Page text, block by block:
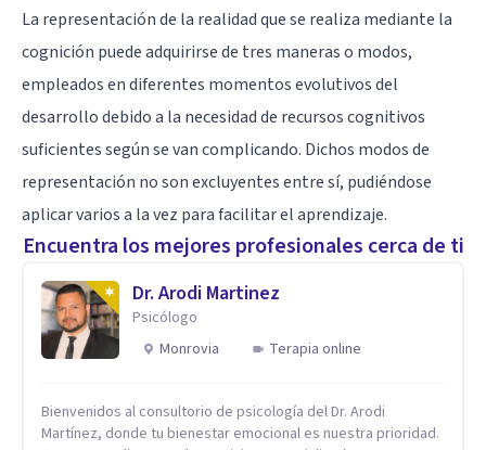
La representación de la realidad que se realiza mediante la
cognición puede adquirirse de tres maneras o modos,
empleados en diferentes momentos evolutivos del
desarrollo debido a la necesidad de recursos cognitivos
suficientes según se van complicando. Dichos modos de
representación no son excluyentes entre sí, pudiéndose
aplicar varios a la vez para facilitar el aprendizaje.
Encuentra los mejores profesionales cerca de ti
Dr. Arodi Martinez
Psicólogo
Monrovia
Terapia online
Bienvenidos al consultorio de psicología del Dr. Arodi
Martínez, donde tu bienestar emocional es nuestra prioridad.